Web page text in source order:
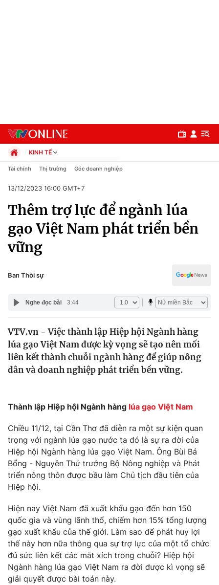
Chuyên mục
Chính trị
Xã hội
Pháp luật
Y tế
Thế giới
Tin tức
Thế giới đó đây
Kinh tế
Thị trường
Góc doanh nghiệp
Phim VTV
Hậu trường
Nhân vật
Giải sao mai
Giải trí
Điện ảnh
Âm nhạc
Sao
Đời sống
Làm đẹp
Chất lượng cuộc sống
Giáo dục
Tuyển sinh
Học trực tuyến
Công nghệ
Hitech Công nghệ tương lai
Sản phẩm
Giao lưu trực tuyến
KINH TẾ
Chính trị
Pháp luật
Kinh tế
Thể thao
Truyền hình
Văn hóa - Giải trí
Y tế
Công nghệ
Tài chính Thị trường Góc doanh nghiệp
13/12/2023 16:00 GMT+7
Thêm trợ lực để ngành lúa
gạo Việt Nam phát triển bền
vững
Ban Thời sự
Nghe đọc bài 3:44
VTV.vn - Việc thành lập Hiệp hội Ngành hàng
lúa gạo Việt Nam được kỳ vọng sẽ tạo nên mối
liên kết thành chuỗi ngành hàng để giúp nông
dân và doanh nghiệp phát triển bền vững.
Thành lập Hiệp hội Ngành hàng lúa gạo Việt Nam
Chiều 11/12, tại Cần Thơ đã diễn ra một sự kiện quan
trọng với ngành lúa gạo nước ta đó là sự ra đời của
Hiệp hội Ngành hàng lúa gạo Việt Nam. Ông Bùi Bá
Bổng - Nguyên Thứ trưởng Bộ Nông nghiệp và Phát
triển nông thôn được bầu làm Chủ tịch đầu tiên của
Hiệp hội.
Hiện nay Việt Nam đã xuất khẩu gạo đến hơn 150
quốc gia và vùng lãnh thổ, chiếm hơn 15% tổng lượng
gạo xuất khẩu của thế giới. Làm sao để phát huy lợi
thế này hơn nữa thông qua sự trợ lực của một tổ chức
đủ sức liên kết các mắt xích trong chuỗi? Hiệp hội
Ngành hàng lúa gạo Việt Nam ra đời được kì vọng sẽ
giải quyết được bài toán này.